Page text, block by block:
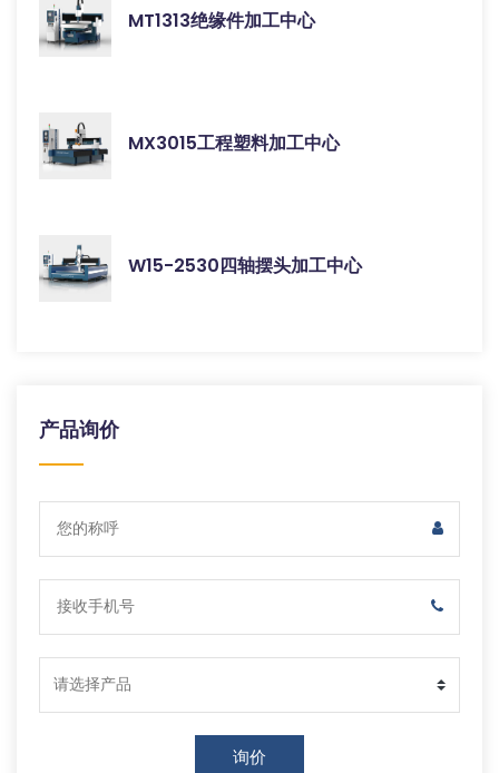
MT1313绝缘件加工中心
MX3015工程塑料加工中心
W15-2530四轴摆头加工中心
产品询价
询价